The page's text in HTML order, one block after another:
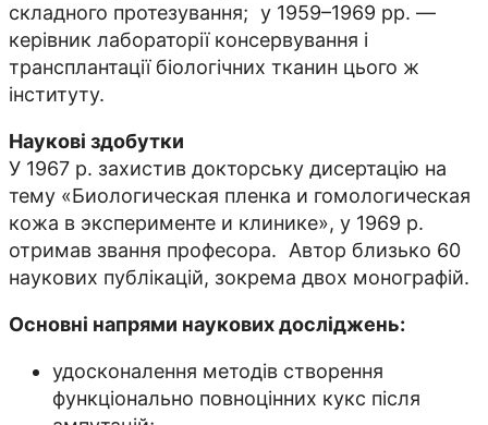
складного протезування; у 1959–1969 рр. —
керівник лабораторії консервування і
трансплантації біологічних тканин цього ж
інституту.
Наукові здобутки
У 1967 р. захистив докторську дисертацію на
тему «Биологическая пленка и гомологическая
кожа в эксперименте и клинике», у 1969 р.
отримав звання професора. Автор близько 60
наукових публікацій, зокрема двох монографій.
Основні напрями наукових досліджень:
удосконалення методів створення
функціонально повноцінних кукс після